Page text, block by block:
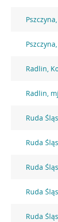
Radlin,
Radlin,
Ruda
Ruda
Ruda
Ruda
Ruda